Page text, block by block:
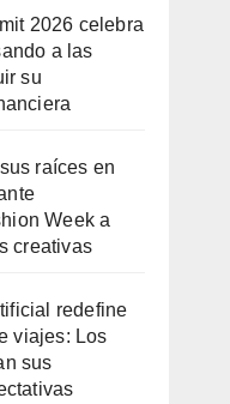
2026 celebra
a las
su
raíces en
Week a
creativas
redefine
viajes: Los
sus